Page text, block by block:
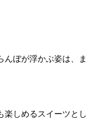
んぼが浮かぶ姿は、ま
楽しめるスイーツとし